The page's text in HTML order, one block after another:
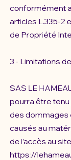
conformément
articles L.335-2
de Propriété
3 - Limitations
SAS LE
pourra être
des dommages
causés au
de l’accès au site
https://